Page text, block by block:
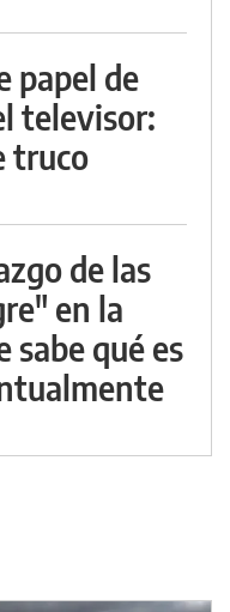
papel de
televisor:
truco
de las
en la
sabe qué es